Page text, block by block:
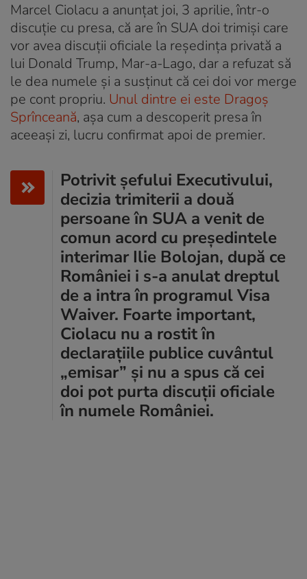
Marcel Ciolacu a anunțat joi, 3 aprilie, într-o
discuție cu presa, că are în SUA doi trimiși care
vor avea discuții oficiale la reședința privată a
lui Donald Trump, Mar-a-Lago, dar a refuzat să
le dea numele și a susținut că cei doi vor merge
pe cont propriu. Unul dintre ei este Dragoș
Sprînceană, așa cum a descoperit presa în
aceeași zi, lucru confirmat apoi de premier.
Potrivit șefului Executivului,
decizia trimiterii a două
persoane în SUA a venit de
comun acord cu președintele
interimar Ilie Bolojan, după ce
României i s-a anulat dreptul
de a intra în programul Visa
Waiver. Foarte important,
Ciolacu nu a rostit în
declarațiile publice cuvântul
„emisar” și nu a spus că cei
doi pot purta discuții oficiale
în numele României.